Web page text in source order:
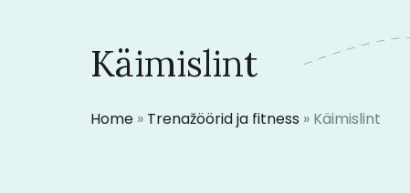
Käimislint
Home » Trenažöörid ja fitness » Käimislint